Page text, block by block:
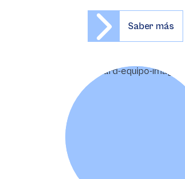
Saber más